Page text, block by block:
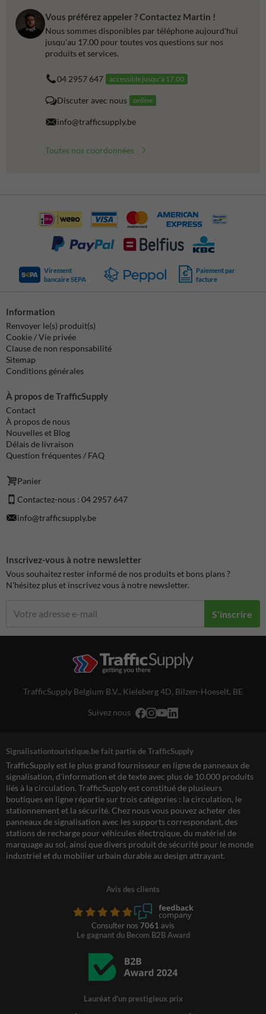
Vous préférez appeler ? Contactez Martin !
Nous sommes disponibles par téléphone aujourd'hui
jusqu'au 17.00 pour toutes vos questions sur nos
produits et services.
04 2957 647 accessible jusqu'à 17.00
Discuter avec nous online
info@trafficsupply.be
Toutes nos coordonnées
Virement
bancaire SEPA
Paiement par
facture
Information
Renvoyer le(s) produit(s)
Cookie / Vie privée
Clause de non responsabilité
Sitemap
Conditions générales
À propos de TrafficSupply
Contact
À propos de nous
Nouvelles et Blog
Délais de livraison
Question fréquentes / FAQ
Panier
Contactez-nous : 04 2957 647
info@trafficsupply.be
Inscrivez-vous à notre newsletter
Vous souhaitez rester informé de nos produits et bons plans ?
N'hésitez plus et inscrivez vous à notre newsletter.
S'inscrire
TrafficSupply Belgium B.V., Kieleberg 4D, Bilzen-Hoeselt, BE
Suivez nous
Signalisationtouristique.be fait partie de TrafficSupply
TrafficSupply est le plus grand fournisseur en ligne de panneaux de
signalisation, d'information et de texte avec plus de 10.000 produits
liés à la circulation. TrafficSupply est constitué de plusieurs
boutiques en ligne répartie sur trois catégories : la circulation, le
stationnement et la sécurité. Chez nous vous pouvez acheter des
panneaux de signalisation avec les supports correspondant, des
stations de recharge pour véhicules électrqique, du matériel de
marquage au sol, ainsi que divers produit de sécurité pour le monde
industriel et du mobilier urbain durable au design attrayant.
Avis des clients
Consulter nos 7061 avis
Le gagnant du Becom B2B Award
Lauréat d'un prestigieux prix